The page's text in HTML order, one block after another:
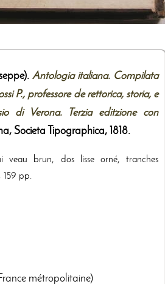
Antologia italiana. Compilata
P., professore de rettorica, storia, e
di Verona. Terzia editzione con
Societa Tipographica, 1818.
veau brun, dos lisse orné, tranches
159 pp.
métropolitaine)